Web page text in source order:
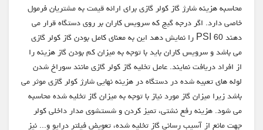
محاسبه هزینه شارژ گاز کولر گازی برای ارائه قیمت به مشتریان فرمول
خاصی دارد. اگر درجه گیج که سرویس کاران بر روی دستگاه قرار می
دهند 60 PSI را نمایش دهد این به معنای کامل بودن گاز کولر گازی
می باشد و سرویس کاران باید با توجه به میزان کم بودن گاز هزینه را
از افراد دریافت نمایند. عامل تخلیه گاز کولر گازی مانند سوراخ شدن
لوله های تعبیه شده در دستگاه در هزینه نهایی شارژ کولر گازی موثر می
باشد زیرا میزان گاز مورد نیاز با توجه به میزان گاز تخلیه شده محاسبه
می شود. هزینه رفع نشتی، تمیز کردن و شستشوی مدار داخلی کولر
جهت مانع از آسیب رسانی گاز تخلیه شده، تعویض فیلتر درایو و... نیز